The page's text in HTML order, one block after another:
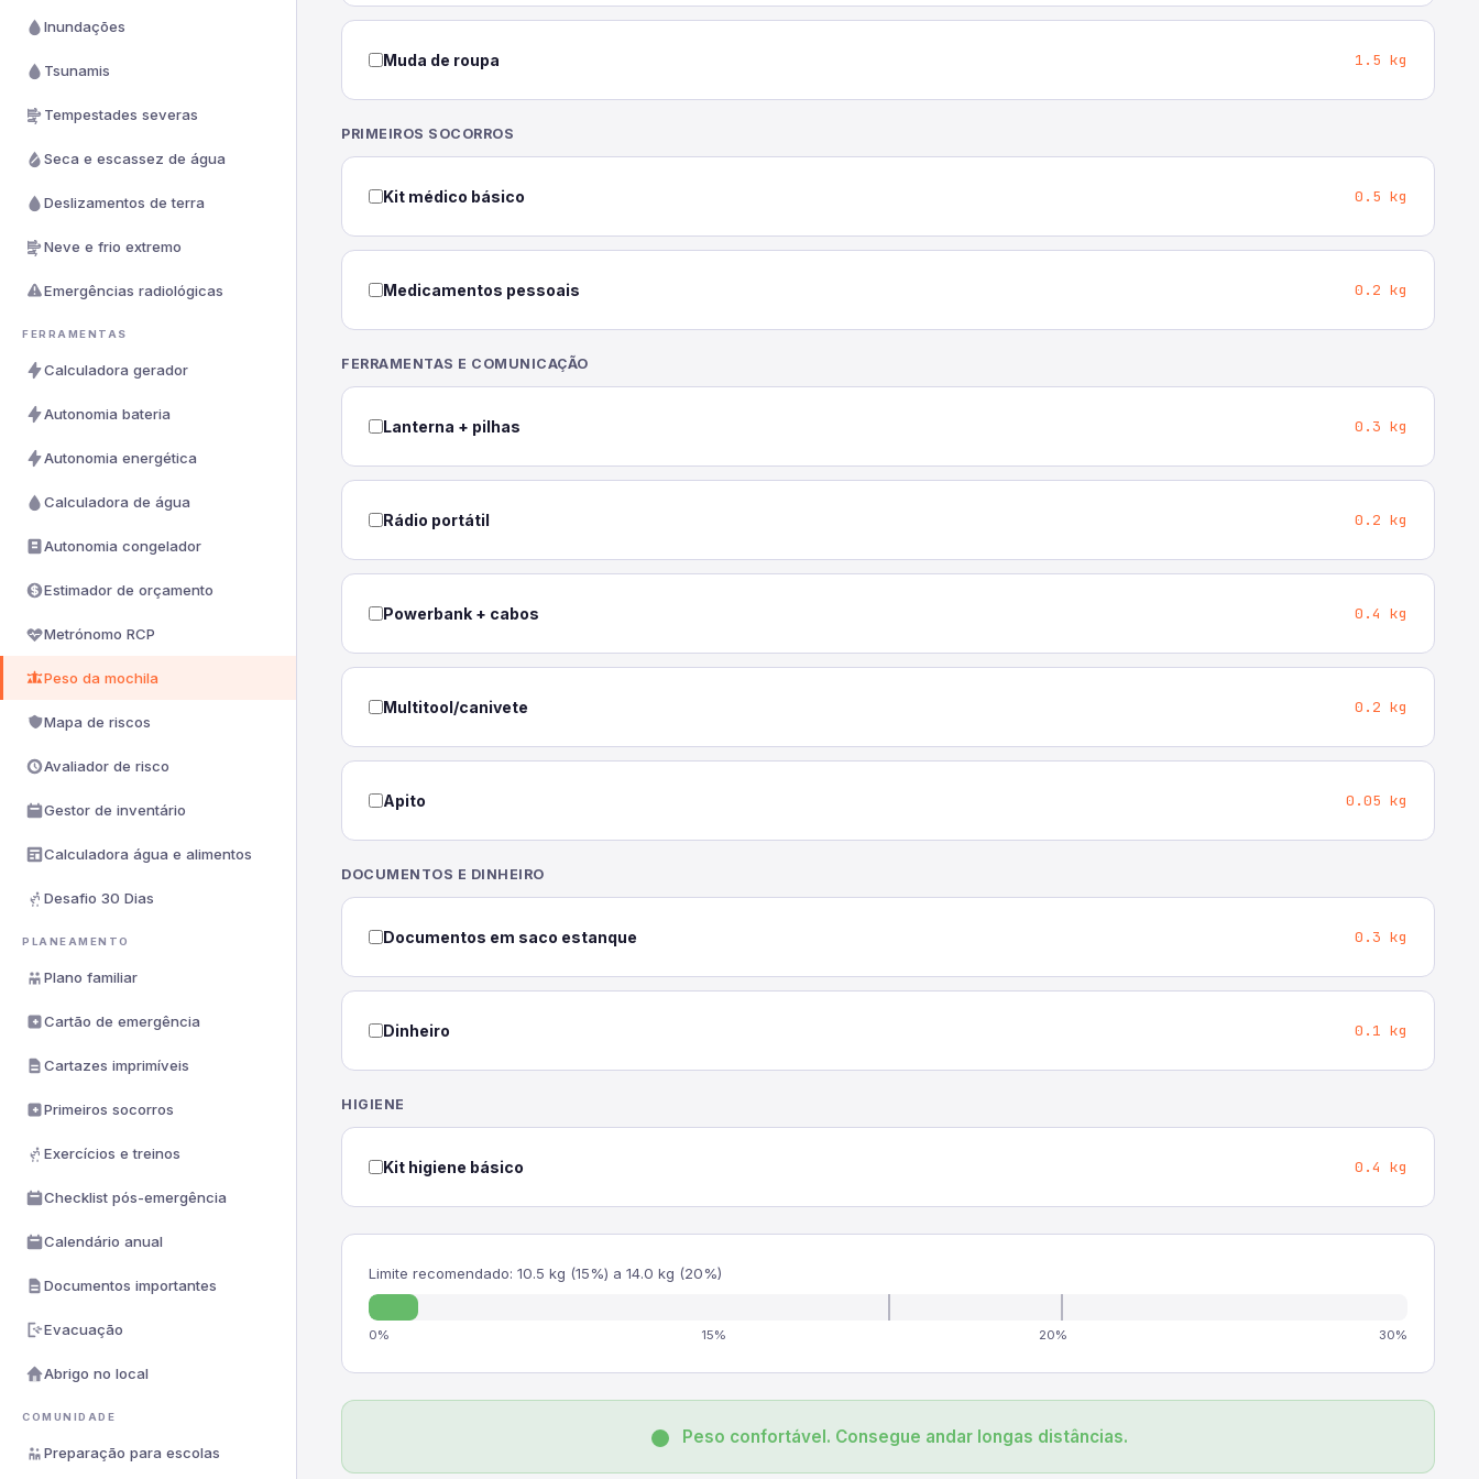
Inundações
Tsunamis
Tempestades severas
Seca e escassez de água
Deslizamentos de terra
Neve e frio extremo
Emergências radiológicas
FERRAMENTAS
Calculadora gerador
Autonomia bateria
Autonomia energética
Calculadora de água
Autonomia congelador
Estimador de orçamento
Metrónomo RCP
Peso da mochila
Mapa de riscos
Avaliador de risco
Gestor de inventário
Calculadora água e alimentos
Desafio 30 Dias
PLANEAMENTO
Plano familiar
Cartão de emergência
Cartazes imprimíveis
Primeiros socorros
Exercícios e treinos
Checklist pós-emergência
Calendário anual
Documentos importantes
Evacuação
Abrigo no local
COMUNIDADE
Preparação para escolas
Muda de roupa 1.5 kg
PRIMEIROS SOCORROS
Kit médico básico 0.5 kg
Medicamentos pessoais 0.2 kg
FERRAMENTAS E COMUNICAÇÃO
Lanterna + pilhas 0.3 kg
Rádio portátil 0.2 kg
Powerbank + cabos 0.4 kg
Multitool/canivete 0.2 kg
Apito 0.05 kg
DOCUMENTOS E DINHEIRO
Documentos em saco estanque 0.3 kg
Dinheiro 0.1 kg
HIGIENE
Kit higiene básico 0.4 kg
Limite recomendado: 10.5 kg (15%) a 14.0 kg (20%)
0% 15% 20% 30%
Peso confortável. Consegue andar longas distâncias.